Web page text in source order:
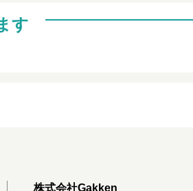
す
株式会社Gakken